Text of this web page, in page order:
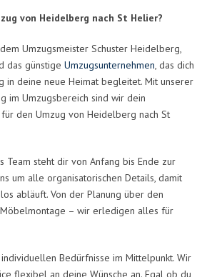
von Heidelberg nach St Helier?
Umzugsmeister Schuster Heidelberg,
das günstige Umzugsunternehmen, das dich
in deine neue Heimat begleitet. Mit unserer
im Umzugsbereich sind wir dein
den Umzug von Heidelberg nach St
Team steht dir von Anfang bis Ende zur
um alle organisatorischen Details, damit
abläuft. Von der Planung über den
– wir erledigen alles für
Bedürfnisse im Mittelpunkt. Wir
flexibel an deine Wünsche an. Egal ob du